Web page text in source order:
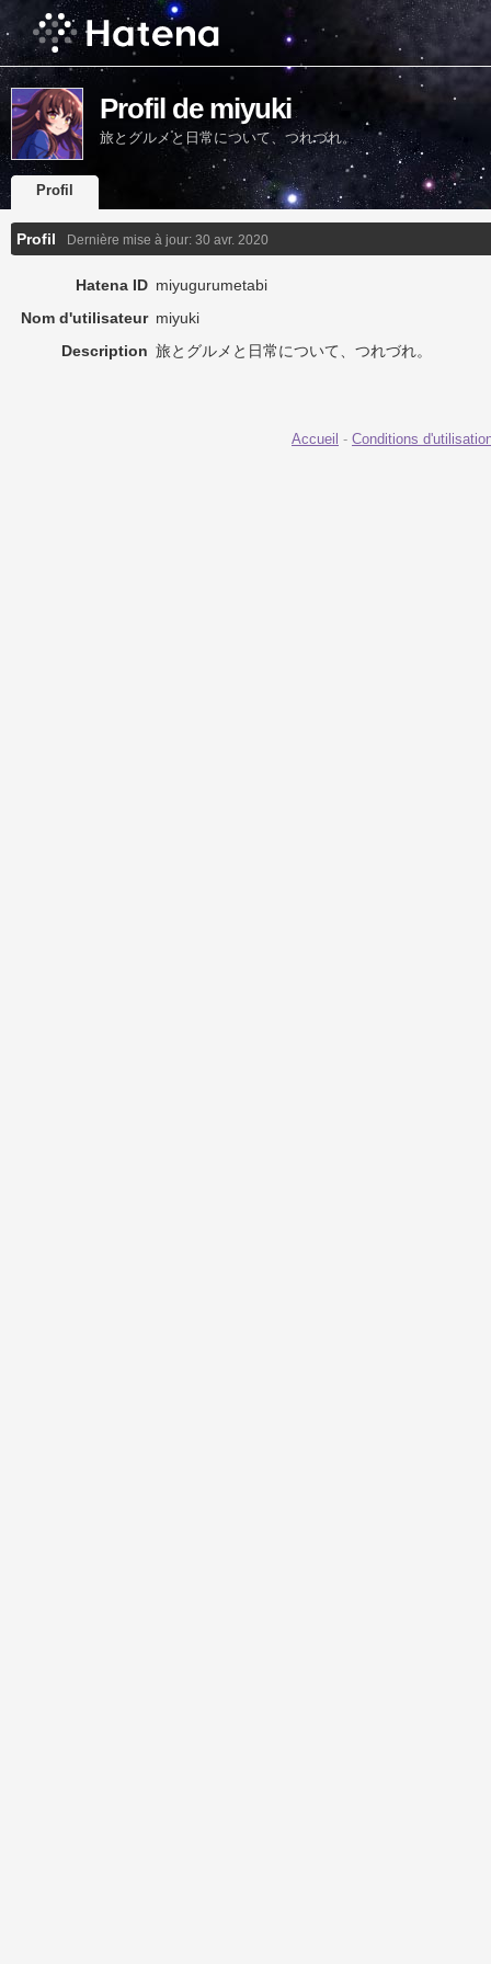
Profil de miyuki
旅とグルメと日常について、つれづれ。
Profil
Profil Dernière mise à jour: 30 avr. 2020
Hatena ID miyugurumetabi
Nom d'utilisateur miyuki
Description 旅とグルメと日常について、つれづれ。
Accueil - Conditions